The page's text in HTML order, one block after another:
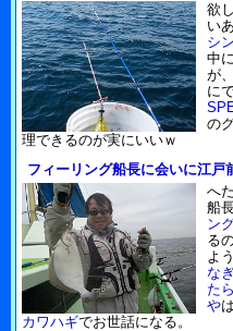
欲
い
シ
中
が
に
の
理できるのが実にいいｗ
フィーリング船長に会いに江戸
へ
船
ン
る
よ
な
た
や
カワハギでお世話になる。